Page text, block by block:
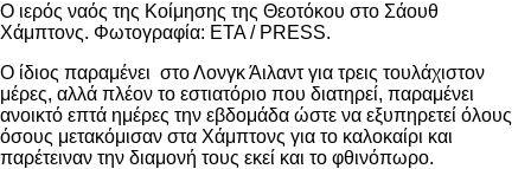
Ο ιερός ναός της Κοίμησης της Θεοτόκου στο Σάουθ
Χάμπτονς. Φωτογραφία: ETA / PRESS.
Ο ίδιος παραμένει στο Λονγκ Άιλαντ για τρεις τουλάχιστον
μέρες, αλλά πλέον το εστιατόριο που διατηρεί, παραμένει
ανοικτό επτά ημέρες την εβδομάδα ώστε να εξυπηρετεί όλους
όσους μετακόμισαν στα Χάμπτονς για το καλοκαίρι και
παρέτειναν την διαμονή τους εκεί και το φθινόπωρο.